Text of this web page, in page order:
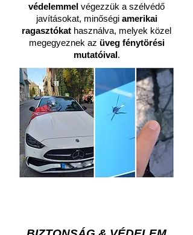
védelemmel végezzük a szélvédő
javításokat, minőségi amerikai
ragasztókat használva, melyek közel
megegyeznek az üveg fénytörési
mutatóival.